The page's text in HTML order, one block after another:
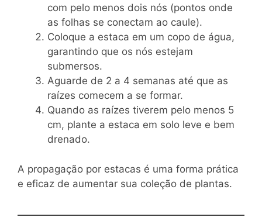
com pelo menos dois nós (pontos onde
as folhas se conectam ao caule).
Coloque a estaca em um copo de água,
garantindo que os nós estejam
submersos.
Aguarde de 2 a 4 semanas até que as
raízes comecem a se formar.
Quando as raízes tiverem pelo menos 5
cm, plante a estaca em solo leve e bem
drenado.
A propagação por estacas é uma forma prática
e eficaz de aumentar sua coleção de plantas.